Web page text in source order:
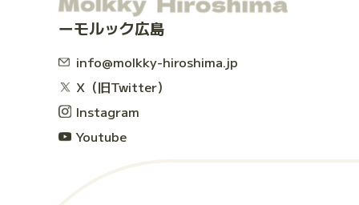
モルック広島
info@molkky-hiroshima.jp
X（旧Twitter）
Instagram
Youtube